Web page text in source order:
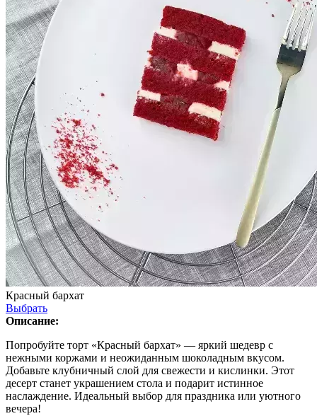
Красный бархат
Выбрать
Описание:
Попробуйте торт «Красный бархат» — яркий шедевр с
нежными коржами и неожиданным шоколадным вкусом.
Добавьте клубничный слой для свежести и кислинки. Этот
десерт станет украшением стола и подарит истинное
наслаждение. Идеальный выбор для праздника или уютного
вечера!